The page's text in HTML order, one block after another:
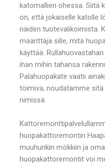
katomallien ohessa. Siitä
on, että jokaiselle katolle
näiden tuotevalikoimista.
määrittäjä sille, mitä
käyttää.
ihan mihin tahansa
Palahuopakate vaatii
toimiva, noudatamme
nimissä.
huopakattoremontin
muuhunkin mökkiin ja
huopakattoremontit voi